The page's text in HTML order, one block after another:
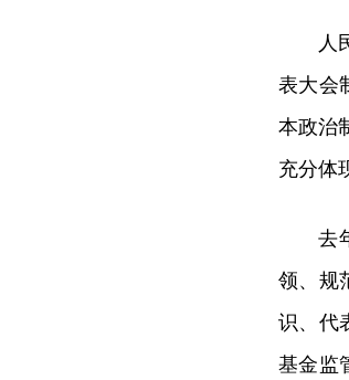
人
表大会
本政治
充分体
去
领、规
识、代
基金监